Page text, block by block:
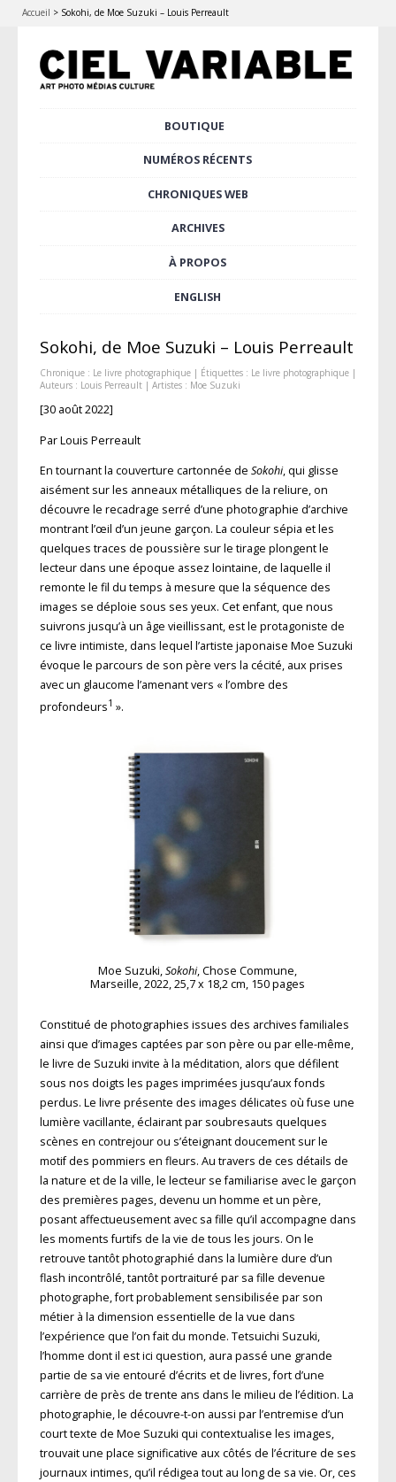
Accueil > Sokohi, de Moe Suzuki – Louis Perreault
BOUTIQUE
NUMÉROS RÉCENTS
CHRONIQUES WEB
ARCHIVES
À PROPOS
ENGLISH
Sokohi, de Moe Suzuki – Louis Perreault
Chronique : Le livre photographique| Étiquettes : Le livre photographique|
Auteurs : Louis Perreault| Artistes : Moe Suzuki
[30 août 2022]
Par Louis Perreault
En tournant la couverture cartonnée de Sokohi, qui glisse
aisément sur les anneaux métalliques de la reliure, on
découvre le recadrage serré d’une photographie d’archive
montrant l’œil d’un jeune garçon. La couleur sépia et les
quelques traces de poussière sur le tirage plongent le
lecteur dans une époque assez lointaine, de laquelle il
remonte le fil du temps à mesure que la séquence des
images se déploie sous ses yeux. Cet enfant, que nous
suivrons jusqu’à un âge vieillissant, est le protagoniste de
ce livre intimiste, dans lequel l’artiste japonaise Moe Suzuki
évoque le parcours de son père vers la cécité, aux prises
avec un glaucome l’amenant vers « l’ombre des
profondeurs1 ».
Moe Suzuki,Sokohi, Chose Commune,
Marseille, 2022, 25,7 x 18,2 cm, 150 pages
Constitué de photographies issues des archives familiales
ainsi que d’images captées par son père ou par elle-même,
le livre de Suzuki invite à la méditation, alors que défilent
sous nos doigts les pages imprimées jusqu’aux fonds
perdus. Le livre présente des images délicates où fuse une
lumière vacillante, éclairant par soubresauts quelques
scènes en contrejour ou s’éteignant doucement sur le
motif des pommiers en fleurs. Au travers de ces détails de
la nature et de la ville, le lecteur se familiarise avec le garçon
des premières pages, devenu un homme et un père,
posant affectueusement avec sa fille qu’il accompagne dans
les moments furtifs de la vie de tous les jours. On le
retrouve tantôt photographié dans la lumière dure d’un
flash incontrôlé, tantôt portraituré par sa fille devenue
photographe, fort probablement sensibilisée par son
métier à la dimension essentielle de la vue dans
l’expérience que l’on fait du monde. Tetsuichi Suzuki,
l’homme dont il est ici question, aura passé une grande
partie de sa vie entouré d’écrits et de livres, fort d’une
carrière de près de trente ans dans le milieu de l’édition. La
photographie, le découvre-t-on aussi par l’entremise d’un
court texte de Moe Suzuki qui contextualise les images,
trouvait une place significative aux côtés de l’écriture de ses
journaux intimes, qu’il rédigea tout au long de sa vie. Or, ces